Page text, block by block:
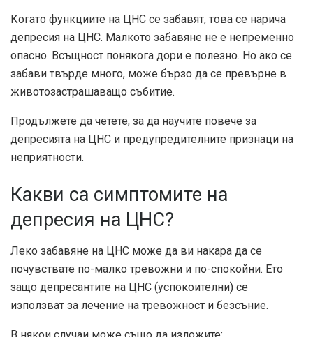
Когато функциите на ЦНС се забавят, това се нарича
депресия на ЦНС. Малкото забавяне не е непременно
опасно. Всъщност понякога дори е полезно. Но ако се
забави твърде много, може бързо да се превърне в
животозастрашаващо събитие.
Продължете да четете, за да научите повече за
депресията на ЦНС и предупредителните признаци на
неприятности.
Какви са симптомите на
депресия на ЦНС?
Леко забавяне на ЦНС може да ви накара да се
почувствате по-малко тревожни и по-спокойни. Ето
защо депресантите на ЦНС (успокоителни) се
използват за лечение на тревожност и безсъние.